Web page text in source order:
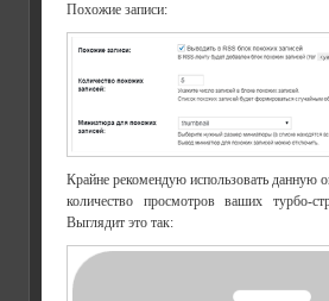
Похожие записи:
Крайне рекомендую использовать данную
количество просмотров ваших турбо-
Выглядит это так: